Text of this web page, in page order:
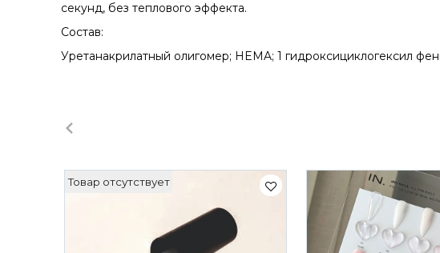
секунд, без теплового эффекта.
Состав:
Уретанакрилатный олигомер; HEMA; 1 гидроксициклогексил
Товар отсутствует